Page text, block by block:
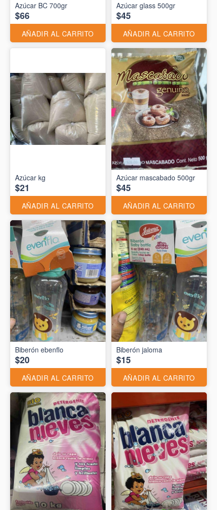
Azúcar BC 700gr
$66
AÑADIR AL CARRITO
Azúcar glass 500gr
$45
AÑADIR AL CARRITO
Azúcar kg
$21
AÑADIR AL CARRITO
Azúcar mascabado 500gr
$45
AÑADIR AL CARRITO
Biberón ebenflo
$20
AÑADIR AL CARRITO
Biberón jaloma
$15
AÑADIR AL CARRITO